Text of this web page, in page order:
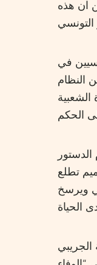
ان هذه
في
النظام
الشعبية
تطلع
ويرسخ
الجريبي